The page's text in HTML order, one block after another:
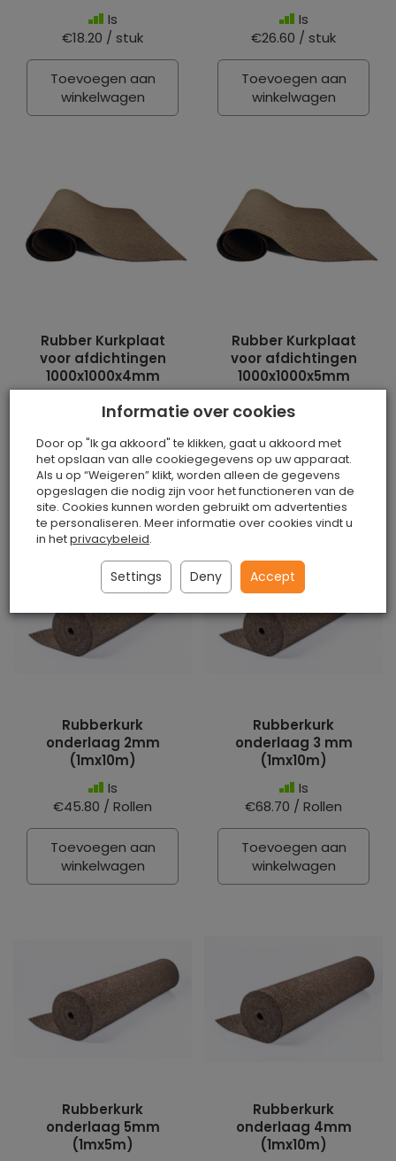
Is
€18.20 / stuk
Toevoegen aan
winkelwagen
Is
€26.60 / stuk
Toevoegen aan
winkelwagen
Rubber Kurkplaat
voor afdichtingen
1000x1000x4mm
€34.90 / stuk
Toevoegen aan
winkelwagen
Rubber Kurkplaat
voor afdichtingen
1000x1000x5mm
€43.50 / stuk
Toevoegen aan
winkelwagen
Rubberkurk
onderlaag 2mm
(1mx10m)
Is
€45.80 / Rollen
Toevoegen aan
winkelwagen
Rubberkurk
onderlaag 3 mm
(1mx10m)
Is
€68.70 / Rollen
Toevoegen aan
winkelwagen
Rubberkurk
onderlaag 5mm
(1mx5m)
Rubberkurk
onderlaag 4mm
(1mx10m)
Informatie over cookies
Door op "Ik ga akkoord" te klikken, gaat u akkoord met
het opslaan van alle cookiegegevens op uw apparaat.
Als u op “Weigeren” klikt, worden alleen de gegevens
opgeslagen die nodig zijn voor het functioneren van de
site. Cookies kunnen worden gebruikt om advertenties
te personaliseren. Meer informatie over cookies vindt u
in hetprivacybeleid.
Settings Deny Accept